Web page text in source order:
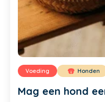
Voeding Honden
Mag een hond